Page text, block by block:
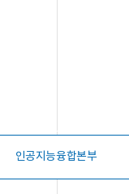
인공지능융합본부